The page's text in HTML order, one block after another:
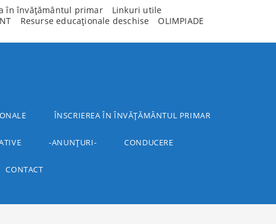
în învățământul primar
Linkuri utile
Resurse educaționale deschise
OLIMPIADE
ÎNSCRIEREA ÎN ÎNVĂȚĂMÂNTUL PRIMAR
-ANUNȚURI- CONDUCERE
CONTACT